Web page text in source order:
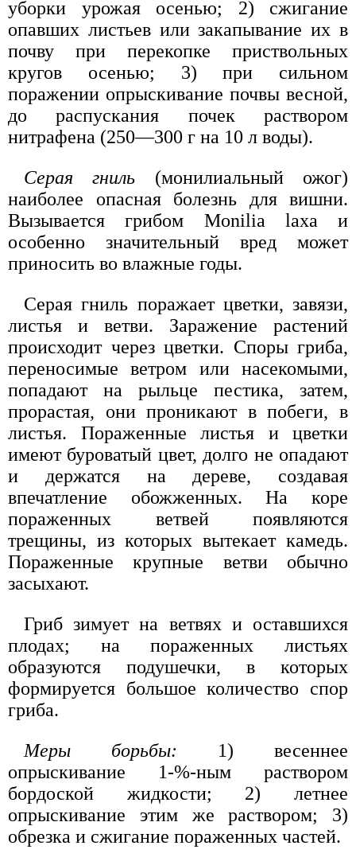
уборки урожая осенью; 2) сжигание
опавших листьев или закапывание их в
почву при перекопке приствольных
кругов осенью; 3) при сильном
поражении опрыскивание почвы весной,
до распускания почек раствором
нитрафена (250—300 г на 10 л воды).
Серая гниль (монилиальный ожог)
наиболее опасная болезнь для вишни.
Вызывается грибом Monilia laxa и
особенно значительный вред может
приносить во влажные годы.
Серая гниль поражает цветки, завязи,
листья и ветви. Заражение растений
происходит через цветки. Споры гриба,
переносимые ветром или насекомыми,
попадают на рыльце пестика, затем,
прорастая, они проникают в побеги, в
листья. Пораженные листья и цветки
имеют буроватый цвет, долго не опадают
и держатся на дереве, создавая
впечатление обожженных. На коре
пораженных ветвей появляются
трещины, из которых вытекает камедь.
Пораженные крупные ветви обычно
засыхают.
Гриб зимует на ветвях и оставшихся
плодах; на пораженных листьях
образуются подушечки, в которых
формируется большое количество спор
гриба.
Меры борьбы: 1) весеннее
опрыскивание 1-%-ным раствором
бордоской жидкости; 2) летнее
опрыскивание этим же раствором; 3)
обрезка и сжигание пораженных частей.